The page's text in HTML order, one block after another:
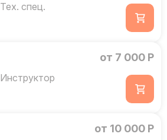
Тех. спец.
Инструктор
от 7 000 Р
от 10 000 Р